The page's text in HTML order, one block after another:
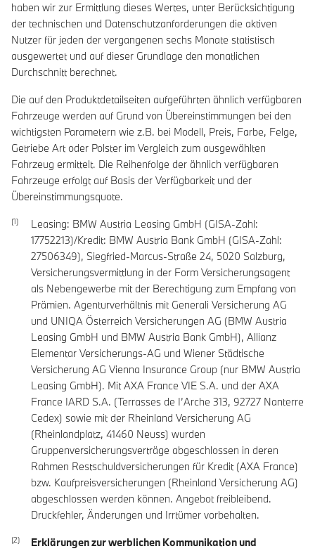
haben wir zur Ermittlung dieses Wertes, unter Berücksichtigung
der technischen und Datenschutzanforderungen die aktiven
Nutzer für jeden der vergangenen sechs Monate statistisch
ausgewertet und auf dieser Grundlage den monatlichen
Durchschnitt berechnet.
Die auf den Produktdetailseiten aufgeführten ähnlich verfügbaren
Fahrzeuge werden auf Grund von Übereinstimmungen bei den
wichtigsten Parametern wie z.B. bei Modell, Preis, Farbe, Felge,
Getriebe Art oder Polster im Vergleich zum ausgewählten
Fahrzeug ermittelt. Die Reihenfolge der ähnlich verfügbaren
Fahrzeuge erfolgt auf Basis der Verfügbarkeit und der
Übereinstimmungsquote.
Leasing: BMW Austria Leasing GmbH (GISA-Zahl:
17752213)/Kredit: BMW Austria Bank GmbH (GISA-Zahl:
27506349), Siegfried-Marcus-Straße 24, 5020 Salzburg,
Versicherungsvermittlung in der Form Versicherungsagent
als Nebengewerbe mit der Berechtigung zum Empfang von
Prämien. Agenturverhältnis mit Generali Versicherung AG
und UNIQA Österreich Versicherungen AG (BMW Austria
Leasing GmbH und BMW Austria Bank GmbH), Allianz
Elementar Versicherungs-AG und Wiener Städtische
Versicherung AG Vienna Insurance Group (nur BMW Austria
Leasing GmbH). Mit AXA France VIE S.A. und der AXA
France IARD S.A. (Terrasses de I’Arche 313, 92727 Nanterre
Cedex) sowie mit der Rheinland Versicherung AG
(Rheinlandplatz, 41460 Neuss) wurden
Gruppenversicherungsverträge abgeschlossen in deren
Rahmen Restschuldversicherungen für Kredit (AXA France)
bzw. Kaufpreisversicherungen (Rheinland Versicherung AG)
abgeschlossen werden können. Angebot freibleibend.
Druckfehler, Änderungen und Irrtümer vorbehalten.
Erklärungen zur werblichen Kommunikation und